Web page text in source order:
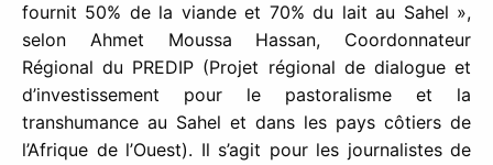
fournit 50% de la viande et 70% du lait au Sahel »,
selon Ahmet Moussa Hassan, Coordonnateur
Régional du PREDIP (Projet régional de dialogue et
d’investissement pour le pastoralisme et la
transhumance au Sahel et dans les pays côtiers de
l’Afrique de l’Ouest). Il s’agit pour les journalistes de